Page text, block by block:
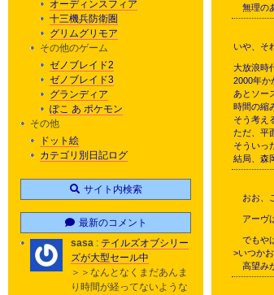
無理の
いや、そ
大放浪時
2000年か
あとソー
時間の縮
そう考え
ただ、平
そういっ
結局、森
おお、
アーヴ
でもや
>いつか
高望み
オーディンスフィア
十三機兵防衛圏
グリムグリモア
その他のゲーム
ゼノブレイド2
ゼノブレイド3
グランディア
ぽこ あ ポケモン
その他
ドット絵
カテゴリ別日記ログ
サイト内検索
最新のコメント
sasa : テイルズオブシリー
ズが大型セール中
＞＞なんとなくまだあんま
り時間が経ってないような